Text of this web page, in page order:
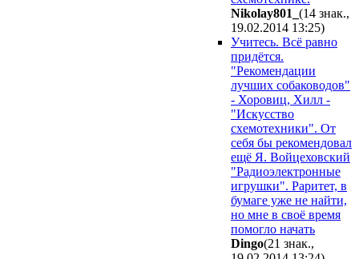
Nikolay801_ (14 знак.,
19.02.2014 13:25)
Учитесь. Всё равно
придётся.
"Рекомендации
лучших собаководов"
- Хоровиц, Хилл -
"Искусство
схемотехники". От
себя бы рекомендовал
ещё Я. Войцеховский
"Радиоэлектронные
игрушки". Раритет, в
бумаге уже не найти,
но мне в своё время
помогло начать
Dingo(21 знак.,